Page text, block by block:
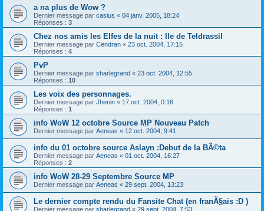
a na plus de Wow ?
Dernier message par casius « 04 janv. 2005, 18:24
Réponses : 3
Chez nos amis les Elfes de la nuit : Ile de Teldrassil
Dernier message par Cendran « 23 oct. 2004, 17:15
Réponses : 4
PvP
Dernier message par sharlegrand « 23 oct. 2004, 12:55
Réponses : 10
Les voix des personnages.
Dernier message par Jhenin « 17 oct. 2004, 0:16
Réponses : 1
info WoW 12 octobre Source MP Nouveau Patch
Dernier message par Aeneas « 12 oct. 2004, 9:41
info du 01 octobre source Aslayn :Debut de la BÃ©ta
Dernier message par Aeneas « 01 oct. 2004, 16:27
Réponses : 2
info WoW 28-29 Septembre Source MP
Dernier message par Aeneas « 29 sept. 2004, 13:23
Le dernier compte rendu du Fansite Chat (en franÃ§ais :D )
Dernier message par sharlegrand « 29 sept. 2004, 7:53